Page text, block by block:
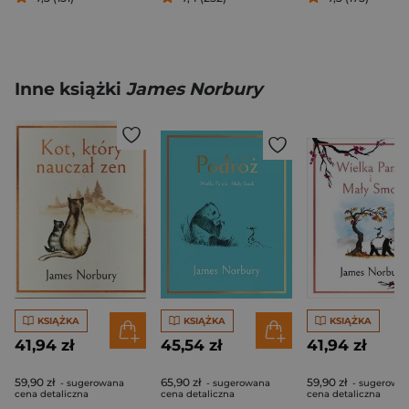
Inne książki James Norbury
KSIĄŻKA
41,94 zł
59,90 zł - sugerowana
cena detaliczna
KSIĄŻKA
45,54 zł
65,90 zł - sugerowana
cena detaliczna
KSIĄŻKA
41,94 zł
59,90 zł -
cena detaliczna